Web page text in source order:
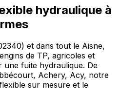
hydraulique à
et dans tout le Aisne,
de TP, agricoles et
une fuite hydraulique. De
Achery, Acy, notre
sur mesure et le